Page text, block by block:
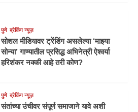
पुणे ब्रेकिंग न्यूज़
सोशल मीडियावर ट्रेंडिंग असलेल्या ‘माझ्या
सोन्या’ गाण्यातील प्रसिद्ध अभिनेत्री ऐश्वर्या
हरिशंकर नक्की आहे तरी कोण?
पुणे ब्रेकिंग न्यूज़
संतांच्या उंचीवर संपूर्ण समाजाने यावे अशी